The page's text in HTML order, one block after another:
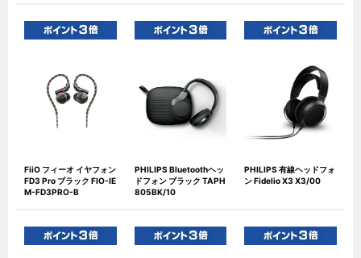
FiiO フィーオ イヤフォン
FD3 Pro ブラック FIO-IE
M-FD3PRO-B
PHILIPS Bluetoothヘッ
ドフォン ブラック TAPH
805BK/10
PHILIPS 有線ヘッドフォ
ン Fidelio X3 X3/00